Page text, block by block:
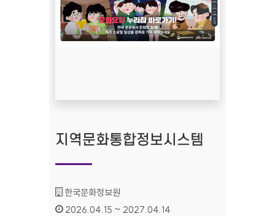
지역문화통합정보시스템
기관명 :
한국문화정보원
인증기간 :
2026.04.15 ~ 2027.04.14